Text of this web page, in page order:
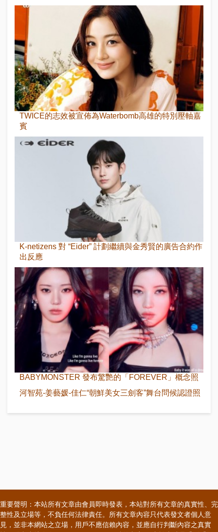
TWICE的志效被宣佈為Waterbomb高雄的特別壓軸嘉
賓
K-netizens 對 “Eider” 計劃繼續與金秀賢的廣告合約作
出反應
BABYMONSTER 發布驚艷的「FOREVER」概念照
河智苑-姜藝媛-佳仁“朝鮮美女三劍客”舞台問候認證照
重要聲明：本站所有文章由會員即時發表，本站對所有文章的真實性、完
整性及立場等，不負任何法律責任。所有文章內容只代表發文者個人意
見，並非本網站之立場，用戶不應信賴內容，並應自行判斷內容之真實